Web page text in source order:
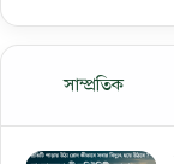
সাম্প্রতিক